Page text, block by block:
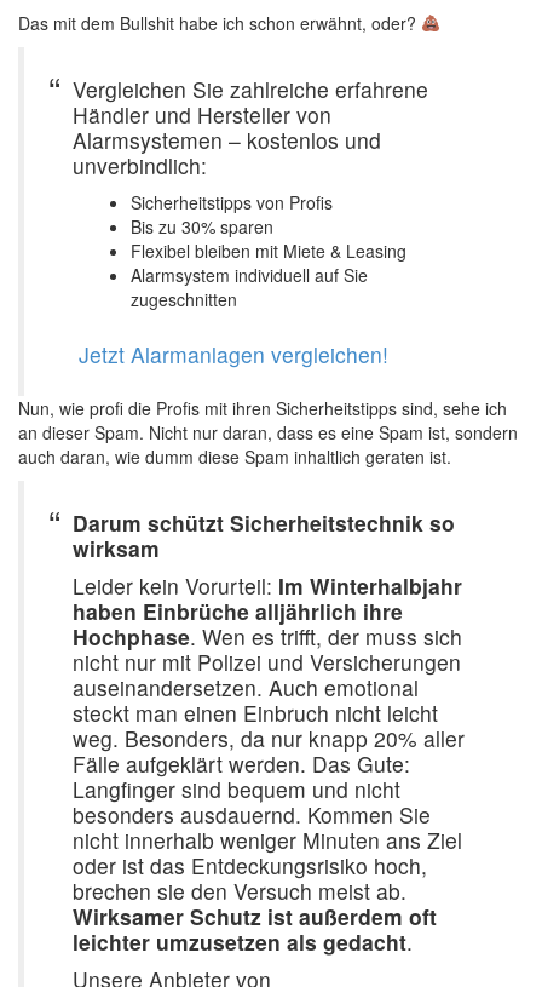
Das mit dem Bullshit habe ich schon erwähnt, oder?
Vergleichen Sie zahlreiche erfahrene
Händler und Hersteller von
Alarmsystemen – kostenlos und
unverbindlich:
Sicherheitstipps von Profis
Bis zu 30% sparen
Flexibel bleiben mit Miete & Leasing
Alarmsystem individuell auf Sie
zugeschnitten
Jetzt Alarmanlagen vergleichen!
Nun, wie profi die Profis mit ihren Sicherheitstipps sind, sehe ich
an dieser Spam. Nicht nur daran, dass es eine Spam ist, sondern
auch daran, wie dumm diese Spam inhaltlich geraten ist.
Darum schützt Sicherheitstechnik so
wirksam
Leider kein Vorurteil: Im Winterhalbjahr
haben Einbrüche alljährlich ihre
Hochphase. Wen es trifft, der muss sich
nicht nur mit Polizei und Versicherungen
auseinandersetzen. Auch emotional
steckt man einen Einbruch nicht leicht
weg. Besonders, da nur knapp 20% aller
Fälle aufgeklärt werden. Das Gute:
Langfinger sind bequem und nicht
besonders ausdauernd. Kommen Sie
nicht innerhalb weniger Minuten ans Ziel
oder ist das Entdeckungsrisiko hoch,
brechen sie den Versuch meist ab.
Wirksamer Schutz ist außerdem oft
leichter umzusetzen als gedacht.
Unsere Anbieter von